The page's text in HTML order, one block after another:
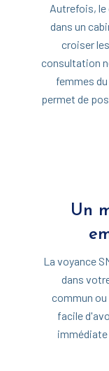
Autrefois, le
dans un
croiser
consultation
femmes
permet de
Un
La voyance
dans
commun
facile
immédiate